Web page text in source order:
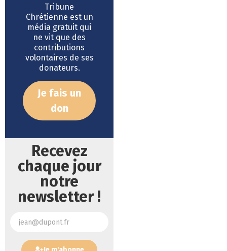
Tribune
Chrétienne est un
média gratuit qui
ne vit que des
contributions
volontaires de ses
donateurs.
Je fais un
don
Recevez
chaque jour
notre
newsletter !